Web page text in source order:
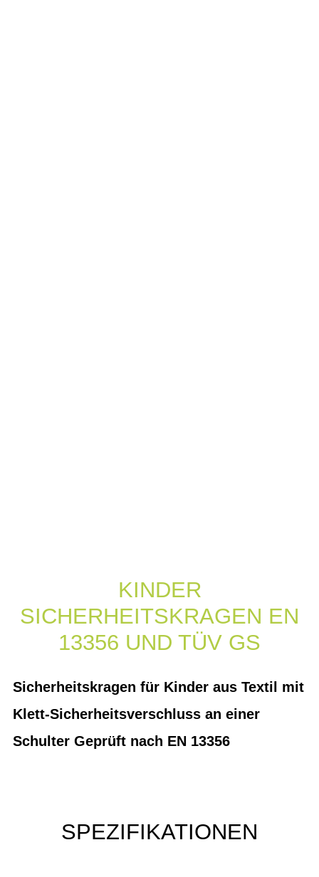
KINDER
SICHERHEITSKRAGEN EN
13356 UND TÜV GS
Sicherheitskragen für Kinder aus Textil mit
Klett-Sicherheitsverschluss an einer
Schulter Geprüft nach EN 13356
SPEZIFIKATIONEN